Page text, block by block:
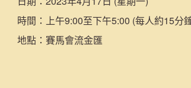
時間： 上午9:00至下午5:00 (每人約15分
地點： 賽馬會流金匯